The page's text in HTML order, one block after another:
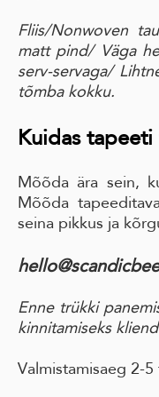
Fliis/Nonwoven
matt pind/ Väga
serv-servaga/
tõmba kokku.
Kuidas
Mõõda ära sein,
Mõõda
seina pikkus ja
Enne trükki
kinnitamiseks
Valmistamisaeg 2-